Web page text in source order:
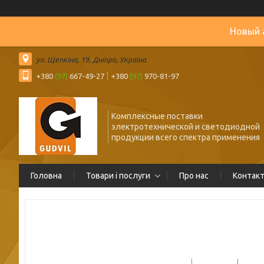
Новый
ул. Щепкіна, 19, Дніпро, Україна
+380 (97) 667-49-27 +380 (97) 970-81-97
Комплексные поставки
электротехнической и светодиодной
продукции всего спектра применения
Головна Товари і послуги Про нас